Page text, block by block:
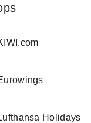
Holidays